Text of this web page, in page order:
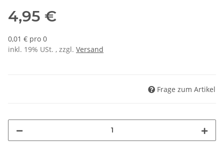
4,95 €
0,01 € pro 0
inkl. 19% USt. , zzgl. Versand
Frage zum Artikel